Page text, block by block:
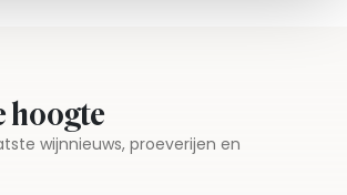
hoogte
wijnnieuws, proeverijen en